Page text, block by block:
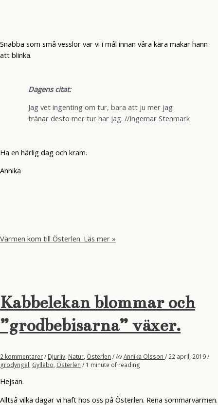
Snabba som små vesslor var vi i mål innan våra kära makar hann
att blinka.
Dagens citat:
Jag vet ingenting om tur, bara att ju mer jag
tränar desto mer tur har jag. //Ingemar Stenmark
Ha en härlig dag och kram.
Annika
Värmen kom till Österlen. Läs mer »
Kabbelekan blommar och
”grodbebisarna” växer.
2 kommentarer/ Djurliv Natur Österlen / AvAnnika Olsson / 22 april, 2019/
grodyngel Gyllebo Österlen / 1 minute of reading
Hejsan.
Alltså vilka dagar vi haft hos oss på Österlen. Rena sommarvärmen.